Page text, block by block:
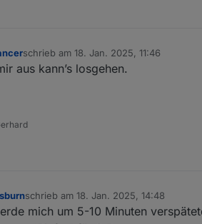
schrieb am 18. Jan. 2025, 11:46
zuletzt editiert von
aus kann’s losgehen.
schrieb am 18. Jan. 2025, 14:48
zuletzt editiert von
mich um 5-10 Minuten